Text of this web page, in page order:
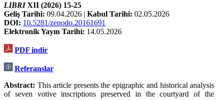
LIBRIXII (2026) 15-25
Geliş Tarihi: 09.04.2026 | Kabul Tarihi: 02.05.2026
DOI: 10.5281/zenodo.20161691
Elektronik Yayın Tarihi: 14.05.2026
PDF indir
Referanslar
Abstract: This article presents the epigraphic and historical analysis
of seven votive inscriptions preserved in the courtyard of the